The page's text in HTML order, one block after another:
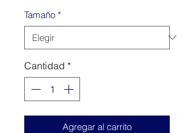
Tamaño *
Cantidad *
Agregar al carrito